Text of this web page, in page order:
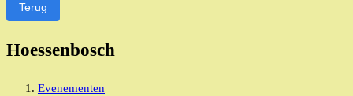
Terug
Hoessenbosch
Evenementen